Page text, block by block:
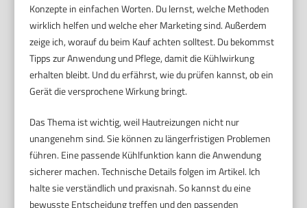
Konzepte in einfachen Worten. Du lernst, welche Methoden
wirklich helfen und welche eher Marketing sind. Außerdem
zeige ich, worauf du beim Kauf achten solltest. Du bekommst
Tipps zur Anwendung und Pflege, damit die Kühlwirkung
erhalten bleibt. Und du erfährst, wie du prüfen kannst, ob ein
Gerät die versprochene Wirkung bringt.
Das Thema ist wichtig, weil Hautreizungen nicht nur
unangenehm sind. Sie können zu längerfristigen Problemen
führen. Eine passende Kühlfunktion kann die Anwendung
sicherer machen. Technische Details folgen im Artikel. Ich
halte sie verständlich und praxisnah. So kannst du eine
bewusste Entscheidung treffen und den passenden